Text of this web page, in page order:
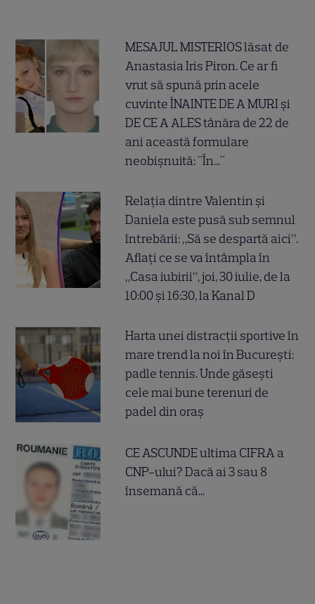
MESAJUL MISTERIOS lăsat de
Anastasia Iris Piron. Ce ar fi
vrut să spună prin acele
cuvinte ÎNAINTE DE A MURI și
DE CE A ALES tânăra de 22 de
ani această formulare
neobișnuită: "În..."
Relația dintre Valentin și
Daniela este pusă sub semnul
întrebării: „Să se despartă aici”.
Aflați ce se va întâmpla în
„Casa iubirii”, joi, 30 iulie, de la
10:00 și 16:30, la Kanal D
Harta unei distracții sportive în
mare trend la noi în București:
padle tennis. Unde găsești
cele mai bune terenuri de
padel din oraș
CE ASCUNDE ultima CIFRA a
CNP-ului? Dacă ai 3 sau 8
însemană că...